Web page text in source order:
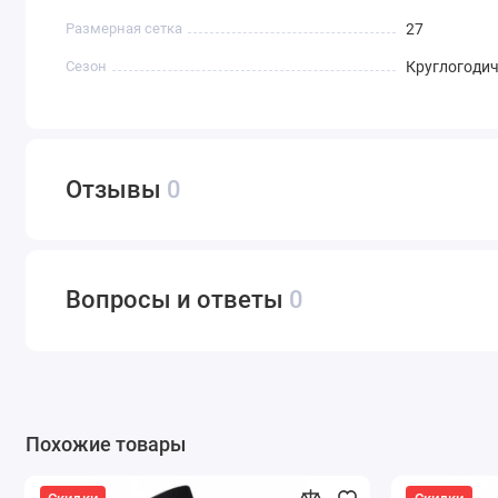
Размерная сетка 27
Сезон
Отзывы 0
Вопросы и ответы 0
Похожие товары